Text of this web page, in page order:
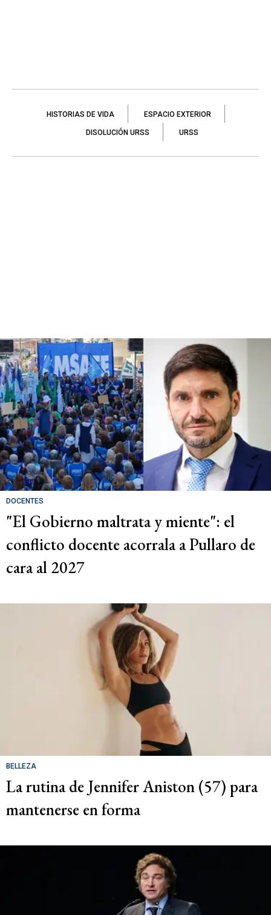
HISTORIAS DE VIDA ESPACIO EXTERIOR
DISOLUCIÓN URSS URSS
DOCENTES
"El Gobierno maltrata y miente": el
conflicto docente acorrala a Pullaro de
cara al 2027
BELLEZA
La rutina de Jennifer Aniston (57) para
mantenerse en forma